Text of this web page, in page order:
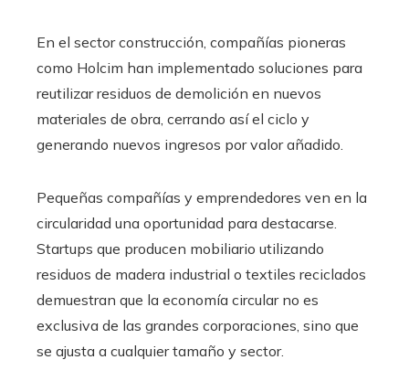
En el sector construcción, compañías pioneras
como Holcim han implementado soluciones para
reutilizar residuos de demolición en nuevos
materiales de obra, cerrando así el ciclo y
generando nuevos ingresos por valor añadido.
Pequeñas compañías y emprendedores ven en la
circularidad una oportunidad para destacarse.
Startups que producen mobiliario utilizando
residuos de madera industrial o textiles reciclados
demuestran que la economía circular no es
exclusiva de las grandes corporaciones, sino que
se ajusta a cualquier tamaño y sector.